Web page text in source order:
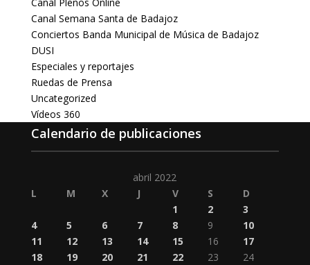
Canal Semana Santa de Badajoz
Conciertos Banda Municipal de Música de Badajoz
DUSI
Especiales y reportajes
Ruedas de Prensa
Uncategorized
Vídeos 360
Calendario de publicaciones
abril 2022
L
M X J V S
D
1
2
3
4
5 6 7 8 9
10
11
12 13 14 15 16
17
18
19 20 21 22 23
24